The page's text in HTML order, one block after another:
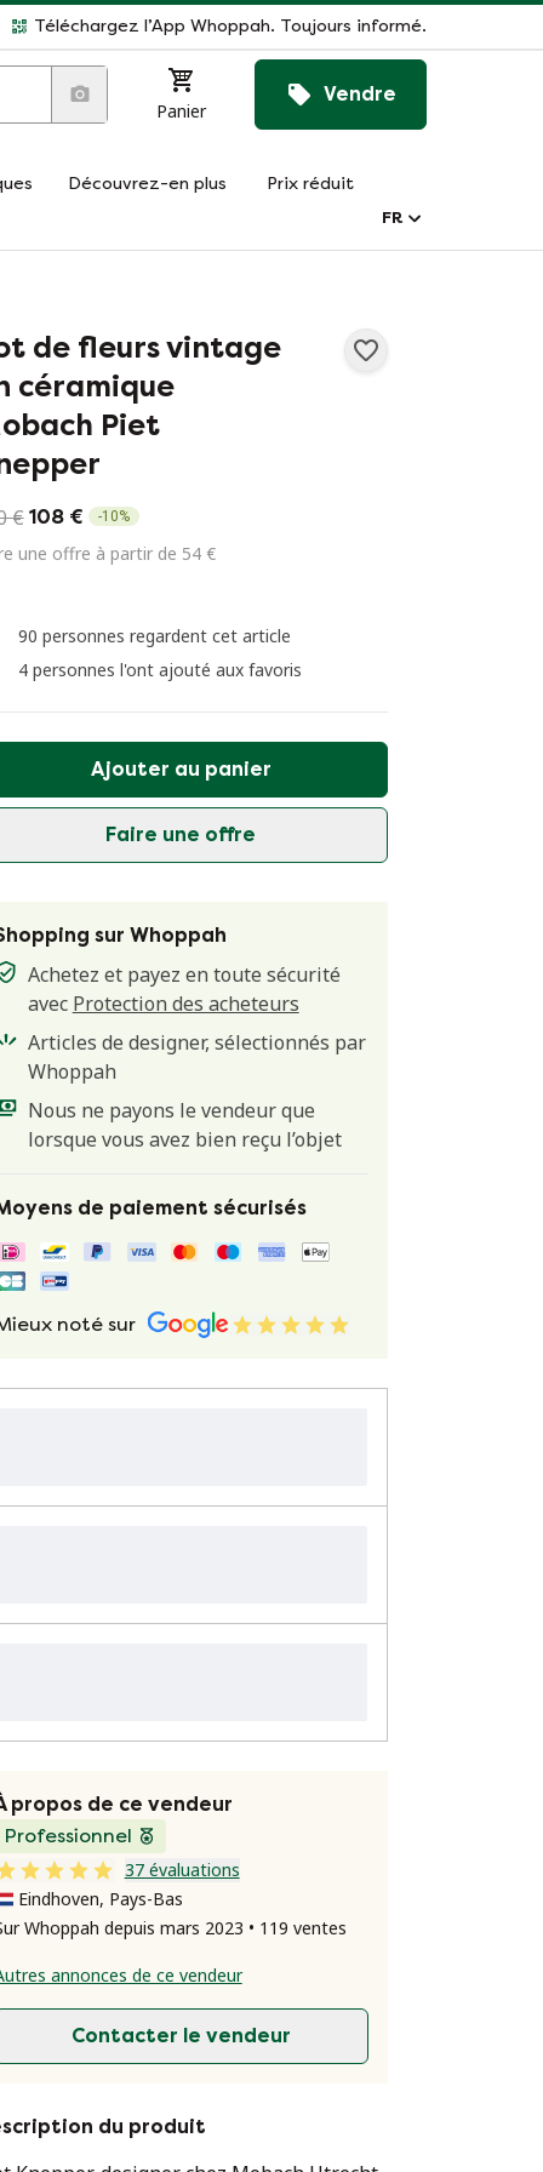
Téléchargez l’App Whoppah. Toujours informé.
Panier
Vendre
Découvrez-en plus
Prix réduit
FR
de fleurs vintage
céramique
Piet
€ 108 € -10%
une offre à partir de 54 €
90 personnes regardent cet article
4 personnes l'ont ajouté aux favoris
Ajouter au panier
Faire une offre
sur Whoppah
Achetez et payez en toute sécurité
avec Protection des acheteurs
Articles de designer, sélectionnés par
Whoppah
Nous ne payons le vendeur que
lorsque vous avez bien reçu l’objet
de paiement sécurisés
noté sur
propos de ce vendeur
Professionnel
37 évaluations
Eindhoven, Pays-Bas
Whoppah depuis mars 2023 • 119 ventes
annonces de ce vendeur
Contacter le vendeur
du produit